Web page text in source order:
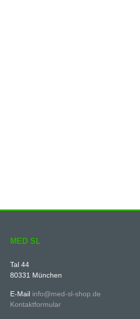
MED SL
Tal 44
80331 München
E-Mail info@med-sl-shop.de
Kontaktformular